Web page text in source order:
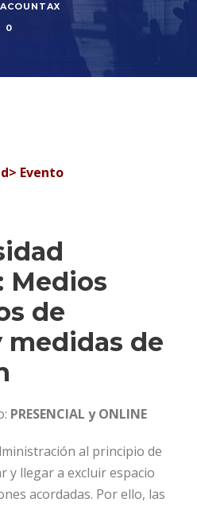
ACOUNTAX
0
Evento
Medios
de
medidas de
PRESENCIAL y ONLINE
al principio de
y llegar a excluir espacio
acordadas. Por ello, las